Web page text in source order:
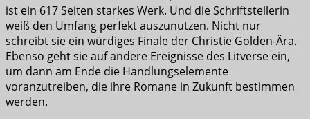
ist ein 617 Seiten starkes Werk. Und die Schriftstellerin
weiß den Umfang perfekt auszunutzen. Nicht nur
schreibt sie ein würdiges Finale der Christie Golden-Ära.
Ebenso geht sie auf andere Ereignisse des Litverse ein,
um dann am Ende die Handlungselemente
voranzutreiben, die ihre Romane in Zukunft bestimmen
werden.